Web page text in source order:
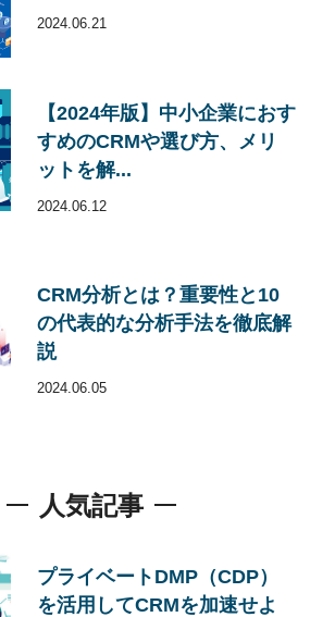
2024.06.21
【2024年版】中小企業におす
すめのCRMや選び方、メリ
ットを解...
2024.06.12
CRM分析とは？重要性と10
の代表的な分析手法を徹底解
説
2024.06.05
人気記事
プライベートDMP（CDP）
を活用してCRMを加速せよ